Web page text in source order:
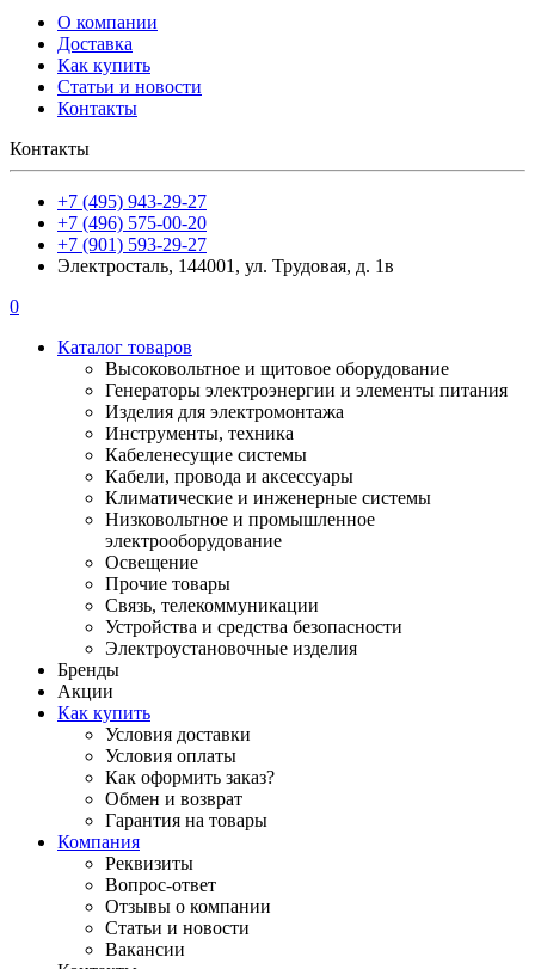
О компании
Доставка
Как купить
Статьи и новости
Контакты
Контакты
+7 (495) 943-29-27
+7 (496) 575-00-20
+7 (901) 593-29-27
Электросталь, 144001, ул. Трудовая, д. 1в
0
Каталог товаров
Высоковольтное и щитовое оборудование
Генераторы электроэнергии и элементы питания
Изделия для электромонтажа
Инструменты, техника
Кабеленесущие системы
Кабели, провода и аксессуары
Климатические и инженерные системы
Низковольтное и промышленное
электрооборудование
Освещение
Прочие товары
Связь, телекоммуникации
Устройства и средства безопасности
Электроустановочные изделия
Бренды
Акции
Как купить
Условия доставки
Условия оплаты
Как оформить заказ?
Обмен и возврат
Гарантия на товары
Компания
Реквизиты
Вопрос-ответ
Отзывы о компании
Статьи и новости
Вакансии